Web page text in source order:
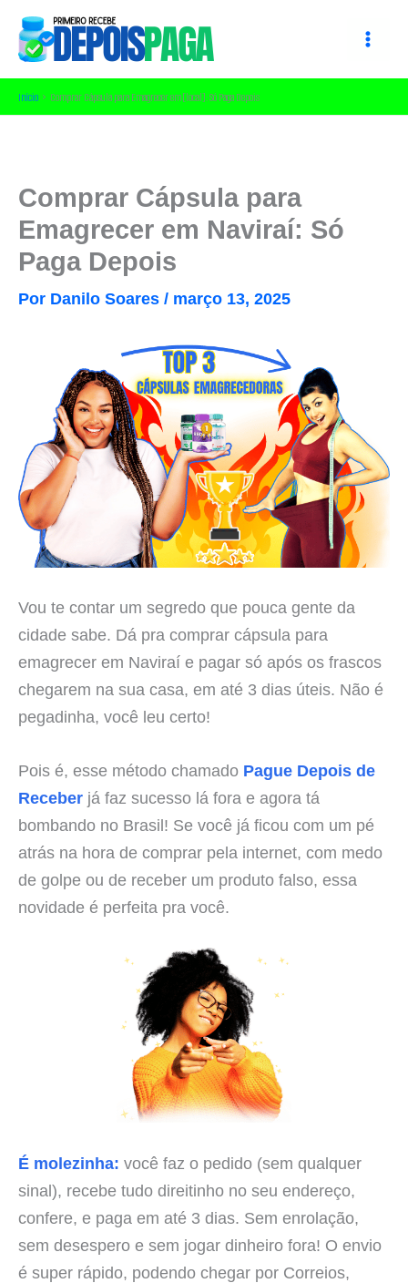
para
conteúdo
Início Comprar Cápsula para Emagrecer em [local]: Só Paga Depois
Comprar Cápsula para
Emagrecer em Naviraí: Só
Paga Depois
Por Danilo Soares / março 13, 2025
Vou te contar um segredo que pouca gente da
cidade sabe. Dá pra comprar cápsula para
emagrecer em Naviraí e pagar só após os frascos
chegarem na sua casa, em até 3 dias úteis. Não é
pegadinha, você leu certo!
Pois é, esse método chamado Pague Depois de
Receber já faz sucesso lá fora e agora tá
bombando no Brasil! Se você já ficou com um pé
atrás na hora de comprar pela internet, com medo
de golpe ou de receber um produto falso, essa
novidade é perfeita pra você.
É molezinha: você faz o pedido (sem qualquer
sinal), recebe tudo direitinho no seu endereço,
confere, e paga em até 3 dias. Sem enrolação,
sem desespero e sem jogar dinheiro fora! O envio
é super rápido, podendo chegar por Correios,